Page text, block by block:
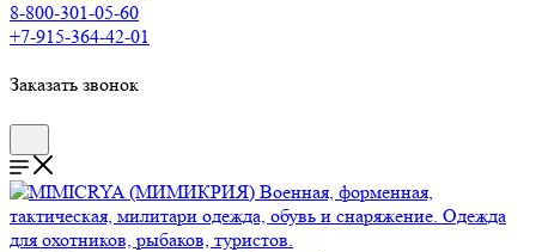
8-800-301-05-60
+7-915-364-42-01
Заказать звонок